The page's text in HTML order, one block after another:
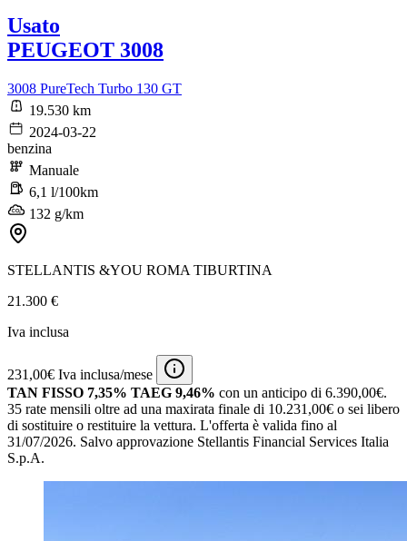
Usato
PEUGEOT 3008
3008 PureTech Turbo 130 GT
19.530 km
2024-03-22
benzina
Manuale
6,1 l/100km
132 g/km
STELLANTIS &YOU ROMA TIBURTINA
21.300 €
Iva inclusa
231,00€ Iva inclusa/mese
TAN FISSO 7,35% TAEG 9,46% con un anticipo di 6.390,00€.
35 rate mensili oltre ad una maxirata finale di 10.231,00€ o sei libero
di sostituire o restituire la vettura. L'offerta è valida fino al
31/07/2026. Salvo approvazione Stellantis Financial Services Italia
S.p.A.